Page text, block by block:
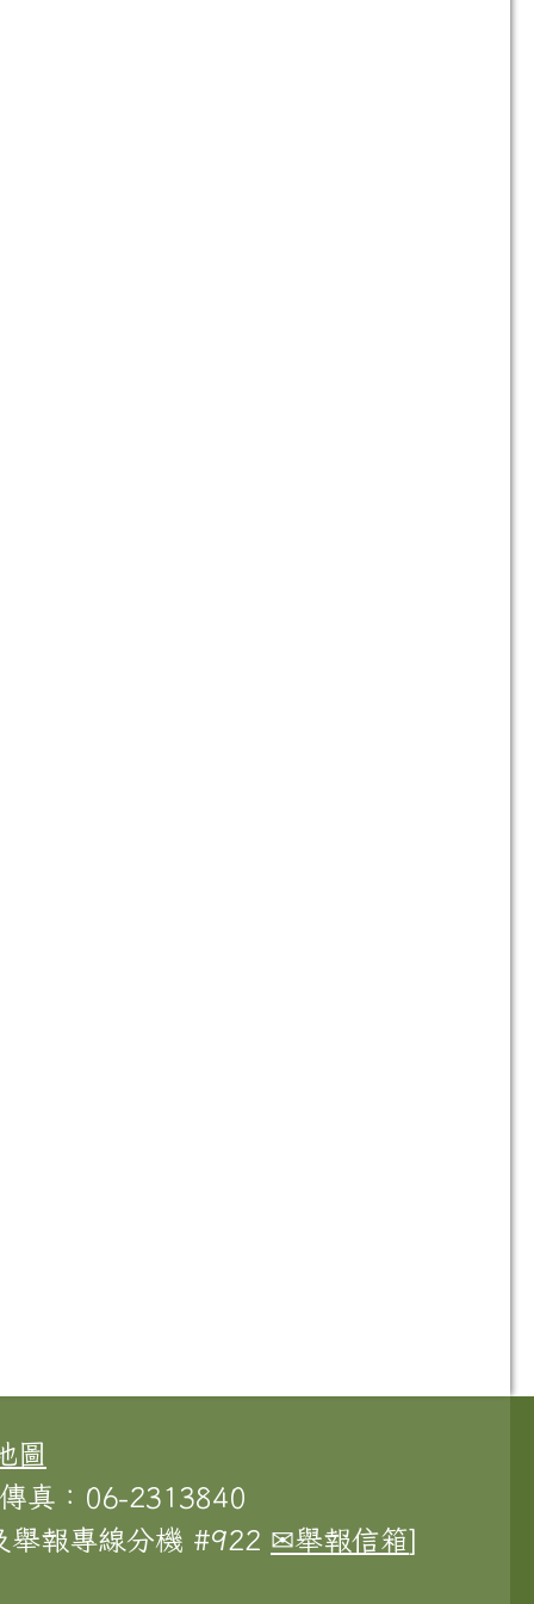
圖
真：06-2313840
舉報專線分機 #922 ✉舉報信箱]